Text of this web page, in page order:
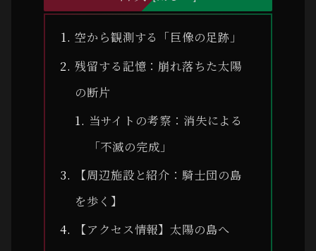
空から観測する「巨像の足跡」
残留する記憶：崩れ落ちた太陽
の断片
当サイトの考察：消失による
「不滅の完成」
【周辺施設と紹介：騎士団の島
を歩く】
【アクセス情報】太陽の島へ